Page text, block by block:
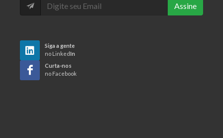
Assine
Siga a gente
no LinkedIn
Curta-nos
no Facebook